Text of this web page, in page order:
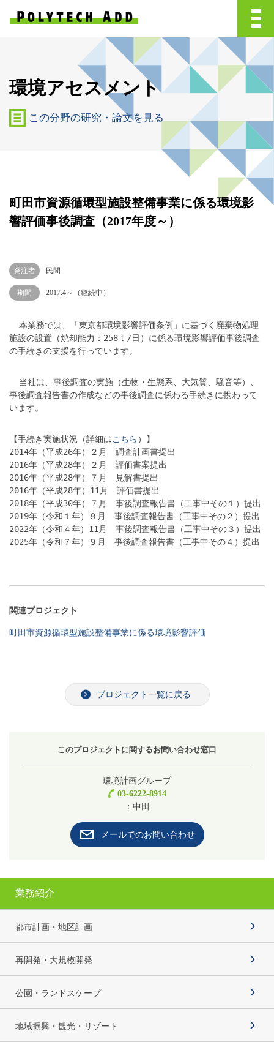
環境アセスメント
この分野の研究・論文を見る
町田市資源循環型施設整備事業に係る環境影
響評価事後調査（2017年度～）
発注者 民間
期間 2017.4～（継続中）
本業務では、「東京都環境影響評価条例」に基づく廃棄物処理
施設の設置（焼却能力：258ｔ/日）に係る環境影響評価事後調査
の手続きの支援を行っています。
当社は、事後調査の実施（生物・生態系、大気質、騒音等）、
事後調査報告書の作成などの事後調査に係わる手続きに携わって
います。
【手続き実施状況（詳細はこちら ）】
2014年（平成26年）２月 調査計画書提出
2016年（平成28年）２月 評価書案提出
2016年（平成28年）７月 見解書提出
2016年（平成28年）11月 評価書提出
2018年（平成30年）７月 事後調査報告書（工事中その１）提出
2019年（令和１年）９月 事後調査報告書（工事中その２）提出
2022年（令和４年）11月 事後調査報告書（工事中その３）提出
2025年（令和７年）９月 事後調査報告書（工事中その４）提出
関連プロジェクト
町田市資源循環型施設整備事業に係る環境影響評価
プロジェクト一覧に戻る
このプロジェクトに関するお問い合わせ窓口
環境計画グループ
03-6222-8914
：中田
メールでのお問い合わせ
業務紹介
都市計画・地区計画
再開発・大規模開発
公園・ランドスケープ
地域振興・観光・リゾート